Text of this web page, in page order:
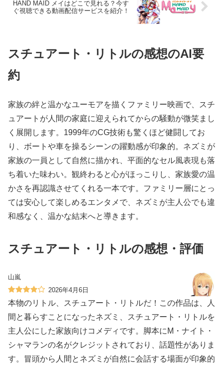
HAND MAID メイはどこで見れる？今す
ぐ視聴できる動画配信サービスを紹介！
スチュアート・リトルの感想のAI要
約
家族の絆と温かなユーモアを描くファミリー映画で、スチ
ュアートが人間の家庭に迎えられてからの騒動が微笑まし
く展開します。1999年のCG技術も驚くほど健闘してお
り、ボートや車を操るシーンの躍動感が印象的。ネズミが
家族の一員として自然に描かれ、平面的なセル風表現も落
ち着いた味わい。観終わると心がほっこりし、家族愛の温
かさを再認識させてくれる一本です。ファミリー層にとっ
ては安心して楽しめるエンタメで、ネズミが主人公でも違
和感なく、温かな結末へと導きます。
スチュアート・リトルの感想・評価
山嵐
2026年4月6日
本物のリトル、スチュアート・リトルだ！この作品は、人
間と暮らすことになったネズミ、スチュアート・リトルを
主人公にした家族向けコメディです。脚本にM・ナイト・
シャマランの名がクレジットされており、話題性がありま
す。冒頭から人間とネズミが自然に会話する場面が印象的